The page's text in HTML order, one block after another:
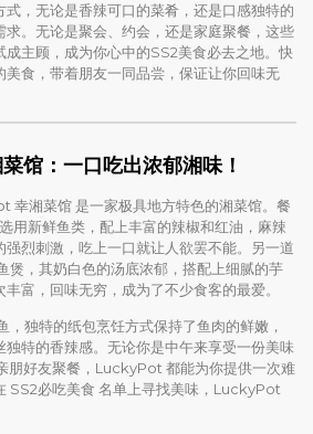
式，无论是香辣可口的菜肴，还是口感独特的
。无论是聚会、约会，还是家庭聚餐，这些
成主顾，成为你心中的SS2美食必去之地。快
食，带着朋友一同品尝，保证让你回味无
：一口吃出浓郁湘味！
幸湘菜馆 是一家极具地方特色的湘菜馆。餐
用新鲜鱼类，配上丰富的辣椒和红油，麻辣
强烈刺激，吃上一口就让人欲罢不能。另一道
煲，其奶白色的汤底浓郁，搭配上细腻的芋
富，回味无穷，成为了不少食客的最爱。
，独特的纸包烹饪方式保持了鱼肉的鲜嫩，
独特的香辣感。无论你是中午来享受一份美味
朋好友聚餐，LuckyPot 都能为你提供一次难
SS2必吃美食 名单上寻找美味，LuckyPot